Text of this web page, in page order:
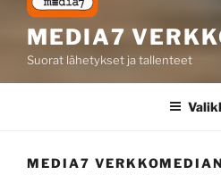
MEDIA7
Suorat lähetykset ja tallenteet
MEDIA7